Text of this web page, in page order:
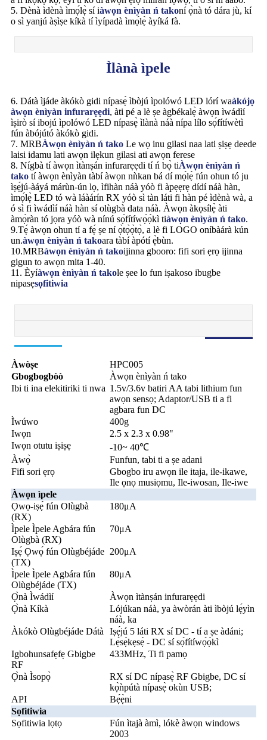
5. Dènà ìdènà ìmọ́lẹ̀ sí iàwọn ènìyàn ń takoní ọ̀nà tó dára jù, kí
o sì yanjú àṣìṣe kíkà tí ìyípadà ìmọ́lẹ̀ àyíká fà.
Ìlànà ìpele
6. Dátà ìjáde àkókò gidi nípasẹ̀ ìbòjú ìpolówó LED lórí waàkójọ
àwọn ènìyàn infurarẹẹdi, àti pé a lè ṣe àgbékalẹ̀ àwọn ìwádìí
ìṣirò sí ibojú ìpolówó LED nípasẹ̀ ìlànà náà nípa lílo sọ́fítíwètì
fún àbójútó àkókò gidi.
7. MRBÀwọn ènìyàn ń tako Le wọ inu gilasi naa lati ṣiṣẹ deede
laisi idamu lati awọn ilẹkun gilasi ati awọn ferese
8. Nígbà tí àwọn ìtànṣán infurarẹẹdi tí ń bọ̀ tiÀwọn ènìyàn ń
tako tí àwọn ènìyàn tàbí àwọn nǹkan bá dí mọ́lẹ̀ fún ohun tó ju
ìṣẹ́jú-àáyá márùn-ún lọ, ìfihàn náà yóò fi àpẹẹrẹ dídí náà hàn,
ìmọ́lẹ̀ LED tó wà láàárín RX yóò sì tàn láti fi hàn pé ìdènà wà, a
ó sì fi ìwádìí náà hàn sí olùgbà data náà. Àwọn àkọsílẹ̀ àti
àmọ̀ràn tó jọra yóò wà nínú sọ́fítíwọ́ọ̀kì tiàwọn ènìyàn ń tako.
9.Tẹ́ àwọn ohun tí a fẹ́ ṣe ní ọ̀tọ̀ọ̀tọ̀, a lè fi LOGO oníbàárà kún
un.àwọn ènìyàn ń takoara tàbí àpótí ẹ̀bùn.
10.MRBàwọn ènìyàn ń takoijinna gbooro: fifi sori ẹrọ ijinna
gigun to awọn mita 1-40.
11. Èyíàwọn ènìyàn ń takole ṣee lo fun iṣakoso ibugbe
nipasẹsọfitiwia
Àwòṣe
HPC005
Gbogbogbòò
Àwọn ènìyàn ń tako
Ibi ti ina elekitiriki ti nwa 1.5v/3.6v batiri AA tabi lithium fun
awọn sensọ; Adaptor/USB ti a fi
agbara fun DC
Ìwúwo
400g
Iwọn
2.5 x 2.3 x 0.98"
Iwọn otutu iṣiṣẹ
-10~ 40℃
Àwọ̀
Funfun, tabi ti a ṣe adani
Fifi sori ẹrọ
Gbogbo iru awọn ile itaja, ile-ikawe,
Ile ọnọ musiọmu, Ile-iwosan, Ile-iwe
Àwọn ìpele
Ọwọ-iṣẹ́ fún Olùgbà
(RX)
180μA
Ìpele Ìpele Agbára fún
Olùgbà (RX)
70μA
Iṣẹ́ Ọwọ́ fún Olùgbéjáde
(TX)
200μA
Ìpele Ìpele Agbára fún
Olùgbéjáde (TX)
80μA
Ọ̀nà Ìwádìí
Àwọn ìtànṣán infurarẹẹdi
Ọ̀nà Kíkà
Lójúkan náà, ya àwòrán àti ìbòjú lẹ́yìn
náà, ka
Àkókò Olùgbéjáde Dátà Iṣẹ́jú 5 láti RX sí DC - tí a ṣe àdáni;
Lẹ́sẹ̀kẹsẹ̀ - DC sí sọ́fítíwọ́ọ̀kì
Igbohunsafẹfẹ Gbigbe
RF
433MHz, Ti fi pamọ
Ọ̀nà Ìsopọ̀
RX sí DC nípasẹ̀ RF Gbigbe, DC sí
kọ̀ǹpútà nípasẹ̀ okùn USB;
API
Bẹ́ẹ̀ni
Sọfitiwia
Sọfitiwia lọtọ
Fún ìtajà àmì, lókè àwọn windows
2003